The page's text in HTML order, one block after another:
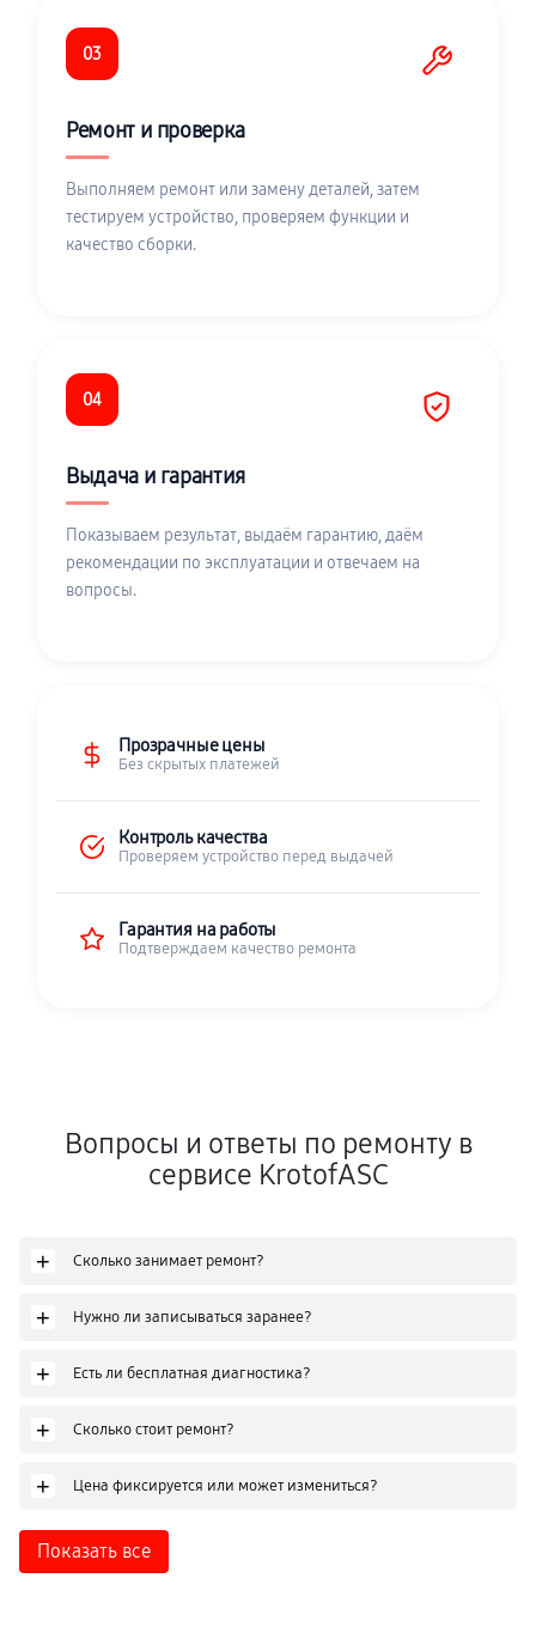
03
Ремонт и проверка
Выполняем ремонт или замену деталей, затем
тестируем устройство, проверяем функции и
качество сборки.
04
Выдача и гарантия
Показываем результат, выдаём гарантию, даём
рекомендации по эксплуатации и отвечаем на
вопросы.
Прозрачные цены
Без скрытых платежей
Контроль качества
Проверяем устройство перед выдачей
Гарантия на работы
Подтверждаем качество ремонта
Вопросы и ответы по ремонту в
сервисе KrotofASC
+ Сколько занимает ремонт?
+ Нужно ли записываться заранее?
+ Есть ли бесплатная диагностика?
+ Сколько стоит ремонт?
+ Цена фиксируется или может измениться?
Показать все